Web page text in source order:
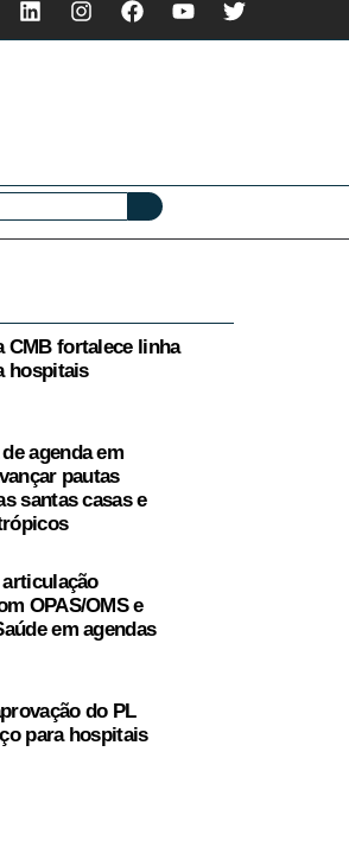
CMB fortalece linha
hospitais
agenda em
pautas
santas casas e
OPAS/OMS e
em agendas
do PL
para hospitais